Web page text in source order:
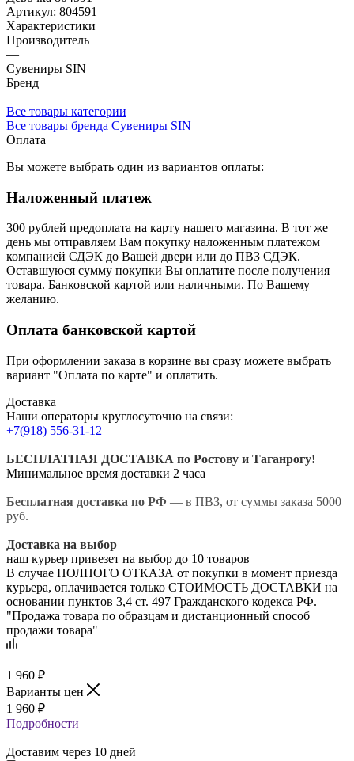
Артикул: 804591
Характеристики
Производитель
—
Сувениры SIN
Бренд
Все товары категории
Все товары бренда Сувениры SIN
Оплата
Вы можете выбрать один из вариантов оплаты:
Наложенный платеж
300 рублей предоплата на карту нашего магазина. В тот же
день мы отправляем Вам покупку наложенным платежом
компанией СДЭК до Вашей двери или до ПВЗ СДЭК.
Оставшуюся сумму покупки Вы оплатите после получения
товара. Банковской картой или наличными. По Вашему
желанию.
Оплата банковской картой
При оформлении заказа в корзине вы сразу можете выбрать
вариант "Оплата по карте" и оплатить.
Доставка
Наши операторы круглосуточно на связи:
+7(918) 556-31-12
БЕСПЛАТНАЯ ДОСТАВКА по Ростову и Таганрогу!
Минимальное время доставки 2 часа
Бесплатная доставка по РФ — в ПВЗ, от суммы заказа 5000
руб.
Доставка на выбор
наш курьер привезет на выбор до 10 товаров
В случае ПОЛНОГО ОТКАЗА от покупки в момент приезда
курьера, оплачивается только СТОИМОСТЬ ДОСТАВКИ на
основании пунктов 3,4 ст. 497 Гражданского кодекса РФ.
"Продажа товара по образцам и дистанционный способ
продажи товара"
1 960 ₽
Варианты цен
1 960 ₽
Подробности
Доставим через 10 дней